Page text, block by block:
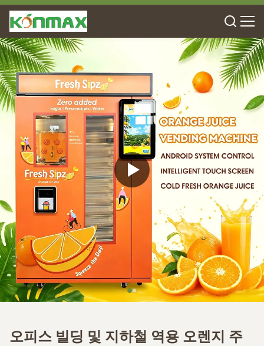
오피스 빌딩 및 지하철 역용 오렌지 주